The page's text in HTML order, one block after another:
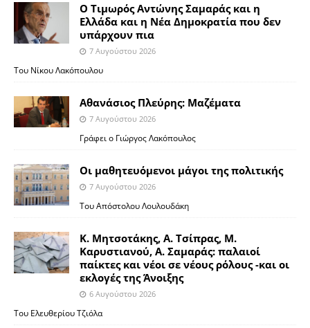
Ο Τιμωρός Αντώνης Σαμαράς και η
Ελλάδα και η Νέα Δημοκρατία που δεν
υπάρχουν πια
7 Αυγούστου 2026
Του Νίκου Λακόπουλου
Αθανάσιος Πλεύρης: Μαζέματα
7 Αυγούστου 2026
Γράφει ο Γιώργος Λακόπουλος
Οι μαθητευόμενοι μάγοι της πολιτικής
7 Αυγούστου 2026
Του Απόστολου Λουλουδάκη
Κ. Μητσοτάκης, Α. Τσίπρας, Μ.
Καρυστιανού, Α. Σαμαράς: παλαιοί
παίκτες και νέοι σε νέους ρόλους -και οι
εκλογές της Άνοιξης
6 Αυγούστου 2026
Του Ελευθερίου Τζιόλα